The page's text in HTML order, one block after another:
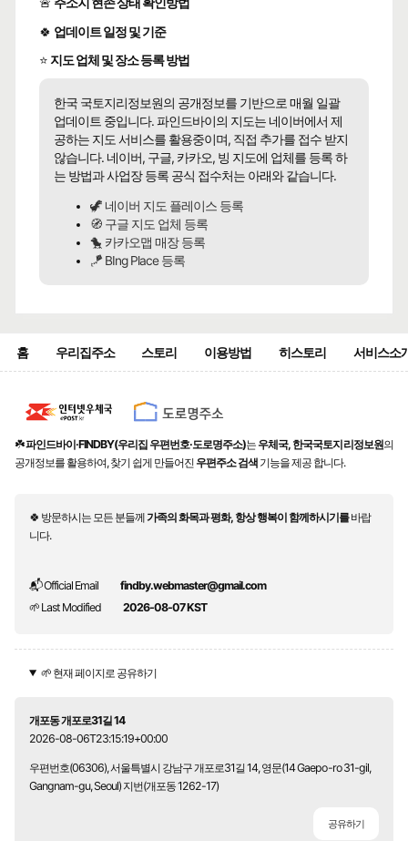
🍀 업데이트 일정 및 기준
⭐ 지도 업체 및 장소 등록 방법
한국 국토지리정보원의 공개정보를 기반으로 매월 일괄
업데이트 중입니다. 파인드바이의 지도는 네이버에서 제
공하는 지도 서비스를 활용중이며, 직접 추가를 접수 받지
않습니다. 네이버, 구글, 카카오, 빙 지도에 업체를 등록 하
는 방법과 사업장 등록 공식 접수처는 아래와 같습니다.
🦖 네이버 지도 플레이스 등록
🧭 구글 지도 업체 등록
🐤 카카오맵 매장 등록
🪁 BIng Place 등록
홈 우리집주소 스토리 이용방법 히스토리 서비스소
☘️파인드바이·FINDBY(우리집 우편번호·도로명주소)는 우체국, 한국국토지리정보원의
공개정보를 활용하여, 찾기 쉽게 만들어진 우편주소 검색 기능을 제공 합니다.
🍀 방문하시는 모든 분들께가족의 화목과 평화, 항상 행복이 함께하시기를바랍
니다.
📬 Official Email
findby.webmaster@gmail.com
🌱 Last Modified
2026-08-07 KST
🌱 현재 페이지로 공유하기
개포동 개포로31길 14
2026-08-06T23:15:19+00:00
우편번호(06306), 서울특별시 강남구 개포로31길 14, 영문(14 Gaepo-ro 31-gil,
Gangnam-gu, Seoul) 지번(개포동 1262-17)
공유하기